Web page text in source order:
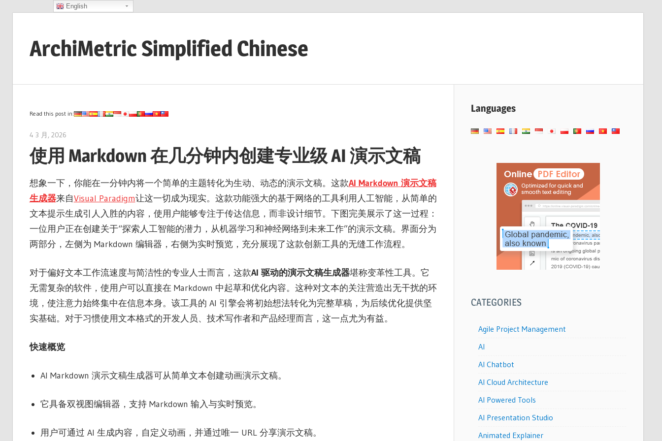
contentArchiMetric Simplified Chinese
Dev
Scrum,
More
Read this post in:
4 3 月, 2026
使用 Markdown 在几分钟内创建专业级 AI 演示文稿
想象一下，你能在一分钟内将一个简单的主题转化为生动、动态的演示文稿。这款AI Markdown 演示文稿
生成器来自Visual Paradigm让这一切成为现实。这款功能强大的基于网络的工具利用人工智能，从简单的
文本提示生成引人入胜的内容，使用户能够专注于传达信息，而非设计细节。下图完美展示了这一过程：
一位用户正在创建关于“探索人工智能的潜力，从机器学习和神经网络到未来工作”的演示文稿。界面分为
两部分，左侧为 Markdown 编辑器，右侧为实时预览，充分展现了这款创新工具的无缝工作流程。
对于偏好文本工作流速度与简洁性的专业人士而言，这款AI 驱动的演示文稿生成器堪称变革性工具。它
无需复杂的软件，使用户可以直接在 Markdown 中起草和优化内容。这种对文本的关注营造出无干扰的环
境，使注意力始终集中在信息本身。该工具的 AI 引擎会将初始想法转化为完整草稿，为后续优化提供坚
实基础。对于习惯使用文本格式的开发人员、技术写作者和产品经理而言，这一点尤为有益。
快速概览
AI Markdown 演示文稿生成器可从简单文本创建动画演示文稿。
它具备双视图编辑器，支持 Markdown 输入与实时预览。
用户可通过 AI 生成内容，自定义动画，并通过唯一 URL 分享演示文稿。
Languages
CATEGORIES
Agile Project Management
AI
AI Chatbot
AI Cloud Architecture
AI Powered Tools
AI Presentation Studio
Animated Explainer
English